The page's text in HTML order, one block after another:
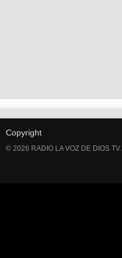
Copyright
© 2026 RADIO LA VOZ DE DIOS TV.